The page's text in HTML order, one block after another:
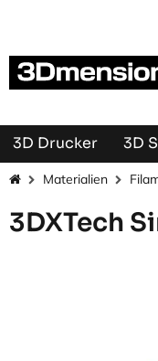
3D Drucker 3D
Materialien
3DXTech